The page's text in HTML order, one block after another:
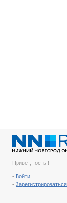
Привет, Гость !
- Войти
- Зарегистрироваться